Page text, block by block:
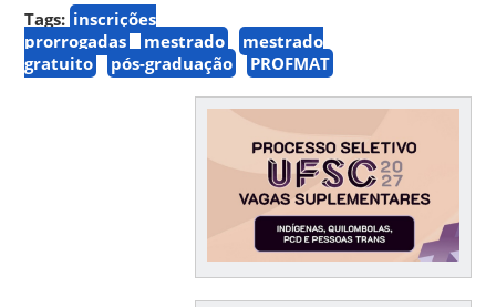
Tags: inscrições
prorrogadas
mestrado
mestrado
gratuito
pós-graduação PROFMAT